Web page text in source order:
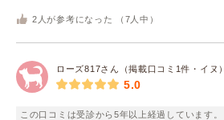
2 人が参考になった （ 7 人中）
ローズ817さん（掲載口コミ1件・イヌ）
5.0
この口コミは受診から5年以上経過しています。